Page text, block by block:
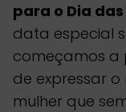
para o Dia das
data especial
começamos a
de expressar
mulher que